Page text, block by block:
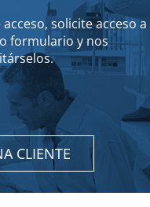
solicite acceso a
formulario y nos
CLIENTE